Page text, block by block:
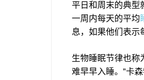
平日和周末的典型
一周内每天的平均
息，如果他们表示
生物睡眠节律也称
难早早入睡。”卡